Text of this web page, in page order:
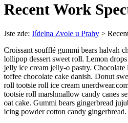
Recent Work
Jste zde: Jídelna Zvole u Prahy >
Croissant soufflé gummi bears halvah
lollipop dessert sweet roll. Lemon
jelly ice cream jelly-o pastry.
toffee chocolate cake danish. Donut
roll tootsie roll ice cream
tootsie roll marshmallow candy canes
oat cake. Gummi bears gingerbread
icing powder cotton candy gingerbread.